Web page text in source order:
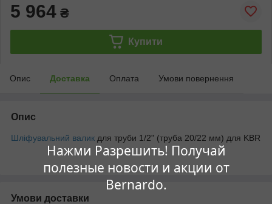
Нажми Разрешить! Получай
полезные новости и акции от
Bernardo.
5 964 ₴
Купити
Опис Доставка Оплата Умови повернення
Опис
Шліфувальний валик для труби 1/2" (труба 20/22 мм) для KBR
Умови доставки